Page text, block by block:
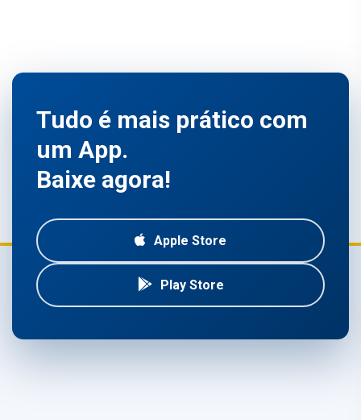
Tudo é mais prático com
um App.
Baixe agora!
Apple Store
Play Store